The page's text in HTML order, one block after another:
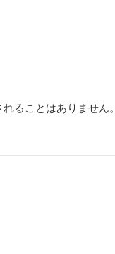
ることはありません。